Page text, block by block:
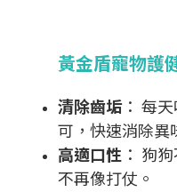
黃金盾寵物護
清除齒垢 ： 每
可，快速消除異
高適口性 ： 狗
不再像打仗。